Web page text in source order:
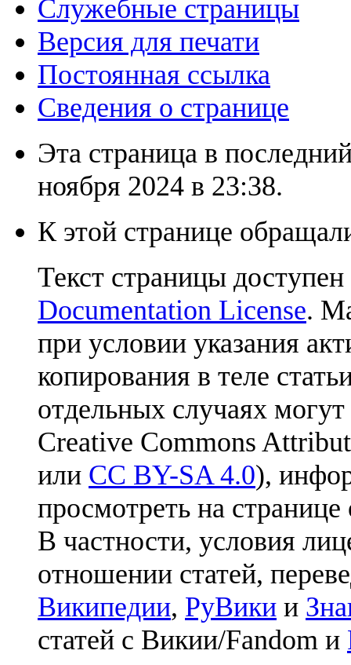
Служебные страницы
Версия для печати
Постоянная ссылка
Сведения о странице
Эта страница в
ноября 2024 в 23:38.
К этой странице
Текст страницы
Documentation License.
при условии указания
копирования в теле
отдельных случаях
Creative Commons
или CC BY-SA 4.0),
просмотреть на
В частности, условия
отношении статей,
Википедии, РуВики и
статей с Викии/Fandom и